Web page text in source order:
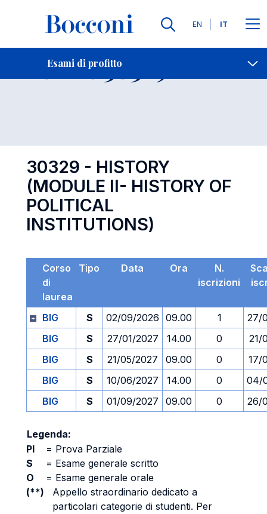
Lingue
EN IT
Esami di profitto
Contatti
Esame 30329 Open
30329 - HISTORY
(MODULE II- HISTORY OF
POLITICAL
INSTITUTIONS)
Corso
di
laurea
Tipo Data Ora
N.
iscrizioni
BIG S 02/09/2026 09.00 1
27/
BIG
S 27/01/2027 14.00 0
21/
BIG
S 21/05/2027 09.00 0
17/
BIG
S 10/06/2027 14.00 0
04/
BIG
S 01/09/2027 09.00 0 26/
Legenda:
PI
= Prova Parziale
S
= Esame generale scritto
O
= Esame generale orale
(**)
Appello straordinario dedicato a
particolari categorie di studenti. Per